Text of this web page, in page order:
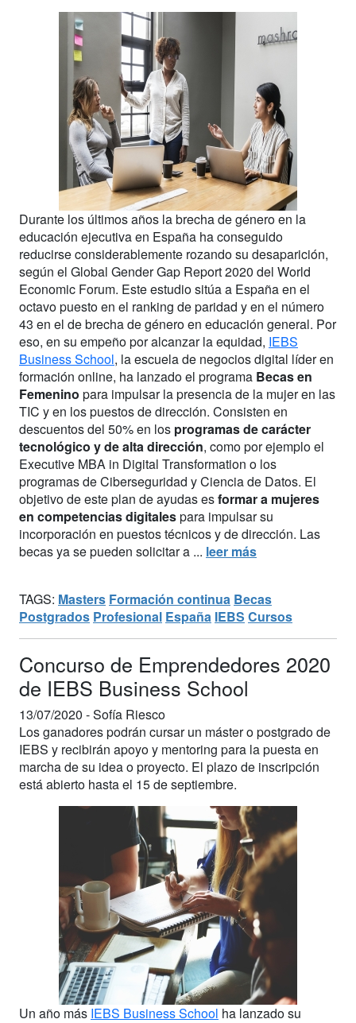
Durante los últimos años la brecha de género en la
educación ejecutiva en España ha conseguido
reducirse considerablemente rozando su desaparición,
según el Global Gender Gap Report 2020 del World
Economic Forum. Este estudio sitúa a España en el
octavo puesto en el ranking de paridad y en el número
43 en el de brecha de género en educación general. Por
eso, en su empeño por alcanzar la equidad, IEBS
Business School, la escuela de negocios digital líder en
formación online, ha lanzado el programa Becas en
Femenino para impulsar la presencia de la mujer en las
TIC y en los puestos de dirección. Consisten en
descuentos del 50% en los programas de carácter
tecnológico y de alta dirección, como por ejemplo el
Executive MBA in Digital Transformation o los
programas de Ciberseguridad y Ciencia de Datos. El
objetivo de este plan de ayudas esformar a mujeres
en competencias digitalespara impulsar su
incorporación en puestos técnicos y de dirección. Las
becas ya se pueden solicitar a ... leer más
TAGS: Masters Formación continua Becas
Postgrados Profesional España IEBS Cursos
Concurso de Emprendedores 2020
de IEBS Business School
13/07/2020 -Sofía Riesco
Los ganadores podrán cursar un máster o postgrado de
IEBS y recibirán apoyo y mentoring para la puesta en
marcha de su idea o proyecto. El plazo de inscripción
está abierto hasta el 15 de septiembre.
Un año más IEBS Business School ha lanzado su